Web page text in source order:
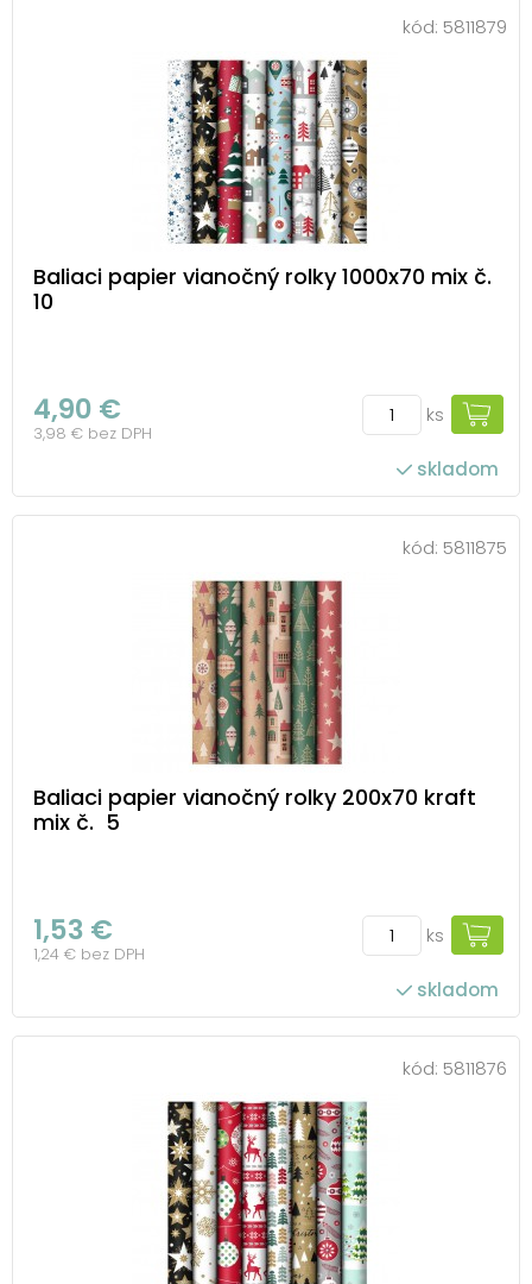
kód: 5811879
Baliaci papier vianočný rolky 1000x70 mix č.
10
4,90 €
3,98 € bez DPH
ks
skladom
kód: 5811875
Baliaci papier vianočný rolky 200x70 kraft
mix č. 5
1,53 €
1,24 € bez DPH
ks
skladom
kód: 5811876